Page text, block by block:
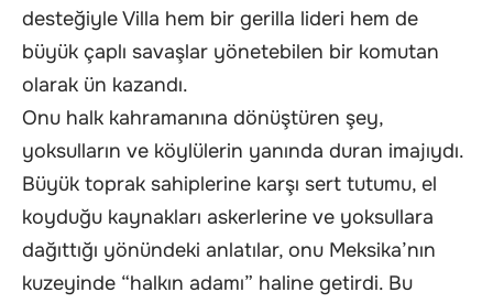
desteğiyle Villa hem bir gerilla lideri hem de
büyük çaplı savaşlar yönetebilen bir komutan
olarak ün kazandı.
Onu halk kahramanına dönüştüren şey,
yoksulların ve köylülerin yanında duran imajıydı.
Büyük toprak sahiplerine karşı sert tutumu, el
koyduğu kaynakları askerlerine ve yoksullara
dağıttığı yönündeki anlatılar, onu Meksika’nın
kuzeyinde “halkın adamı” haline getirdi. Bu